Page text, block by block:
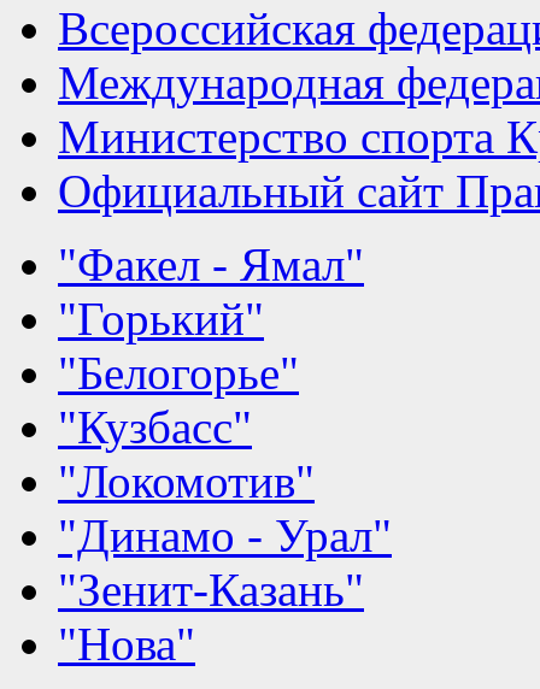
Всероссийская
Международная
Министерство спорта
Официальный сайт
"Факел - Ямал"
"Горький"
"Белогорье"
"Кузбасс"
"Локомотив"
"Динамо - Урал"
"Зенит-Казань"
"Нова"